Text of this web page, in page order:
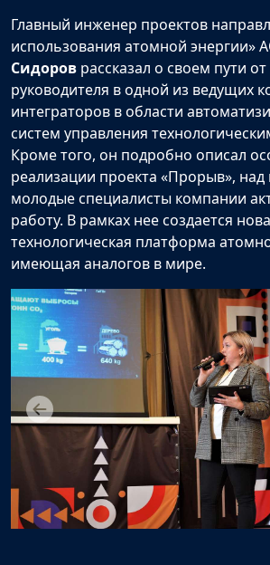
Главный инженер проектов
использования атомной энергии»
Сидоров рассказал о своем пути от
руководителя в одной из ведущих
интеграторов в области
систем управления
Кроме того, он подробно описал
реализации проекта «Прорыв»,
молодые специалисты компании
работу. В рамках нее создается
технологическая платформа
имеющая аналогов в мире.